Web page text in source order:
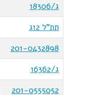
ג/18306
תת"ל 12ג
201-0432898
ג/16362
201-0555052